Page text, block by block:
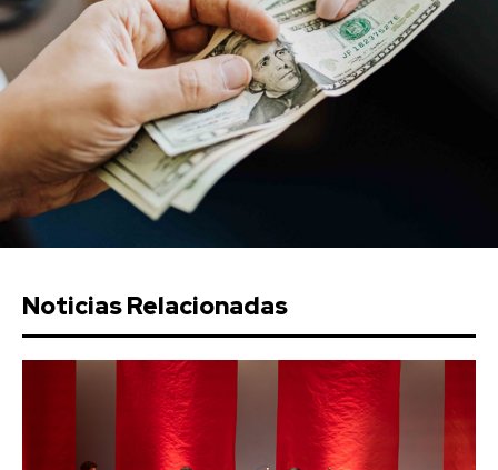
Noticias Relacionadas